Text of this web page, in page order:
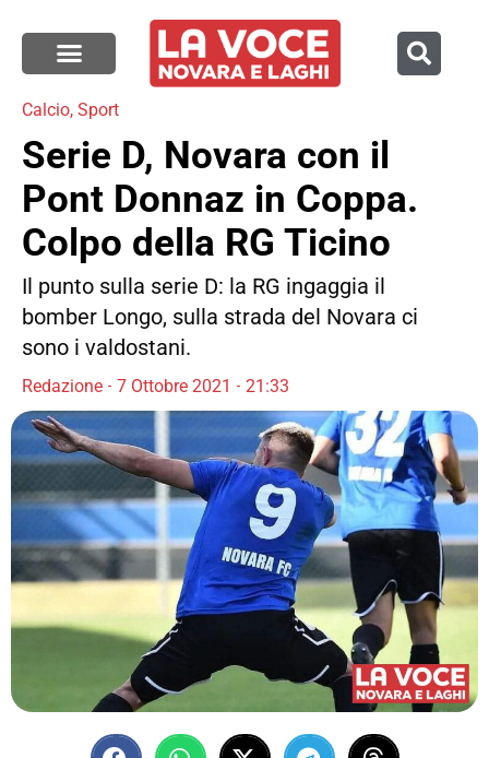
Calcio, Sport
Serie D, Novara con il
Pont Donnaz in Coppa.
Colpo della RG Ticino
Il punto sulla serie D: la RG ingaggia il
bomber Longo, sulla strada del Novara ci
sono i valdostani.
Redazione 7 Ottobre 2021 21:33